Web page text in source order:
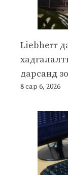
Liebherr
дарсанд
8 сар 6, 2026